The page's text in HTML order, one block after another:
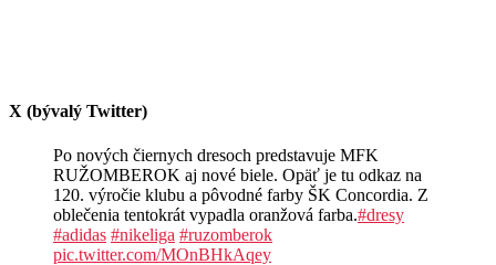
X (bývalý Twitter)
Po nových čiernych dresoch predstavuje MFK
RUŽOMBEROK aj nové biele. Opäť je tu odkaz na
120. výročie klubu a pôvodné farby ŠK Concordia. Z
oblečenia tentokrát vypadla oranžová farba.#dresy
#adidas #nikeliga #ruzomberok
pic.twitter.com/MOnBHkAqey